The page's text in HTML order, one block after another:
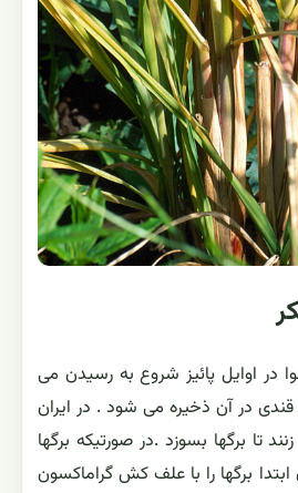
اوایل پائیز شروع به رسیدن می
قندی در آن ذخیره می شود . در ایران
تا برگها بسوزد .در صورتیکه برگها
برگها را با علف کش گراماکسون